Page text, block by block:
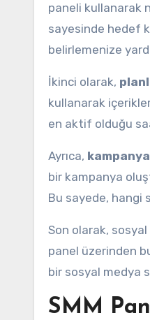
paneli kullanarak
sayesinde hedef
belirlemenize
İkinci olarak,
kullanarak
en aktif olduğu
Ayrıca,
bir kampanya
Bu sayede, hangi
Son olarak,
panel üzerinden
bir sosyal medya
SMM